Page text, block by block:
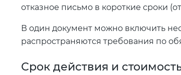
отказное письмо в короткие сроки
В один документ можно включить
распространяются требования по
Срок действия и